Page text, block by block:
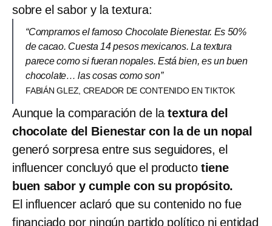
sobre el sabor y la textura:
“Compramos el famoso Chocolate Bienestar. Es 50%
de cacao. Cuesta 14 pesos mexicanos. La textura
parece como si fueran nopales. Está bien, es un buen
chocolate… las cosas como son”
FABIÁN GLEZ, CREADOR DE CONTENIDO EN TIKTOK
Aunque la comparación de latextura del
chocolate del Bienestar con la de un nopal
generó sorpresa entre sus seguidores, el
influencer concluyó que el producto tiene
buen sabor y cumple con su propósito.
El influencer aclaró que su contenido no fue
financiado por ningún partido político ni entidad